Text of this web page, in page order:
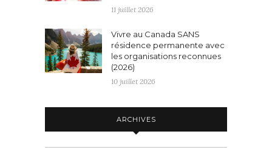
11 juillet 2026
Vivre au Canada SANS
résidence permanente avec
les organisations reconnues
(2026)
10 juillet 2026
ARCHIVES